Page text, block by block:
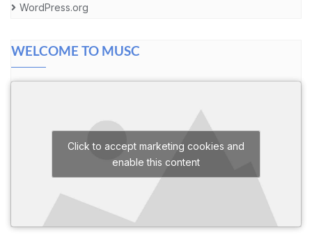
WordPress.org
WELCOME TO MUSC
Click to accept marketing cookies and
enable this content